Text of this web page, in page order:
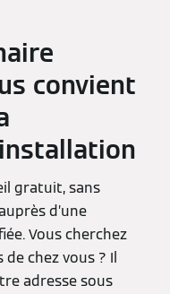
convient
gratuit, sans
d’une
Vous cherchez
chez vous ? Il
adresse sous